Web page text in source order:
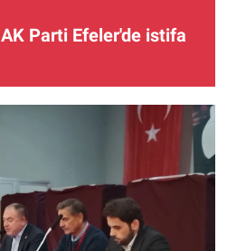
AK Parti Efeler'de istifa